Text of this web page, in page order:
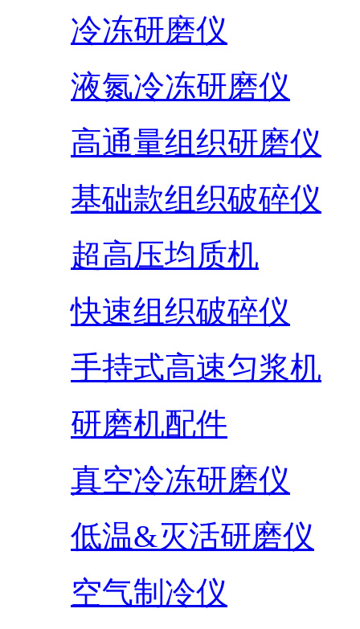
冷冻研磨仪
液氮冷冻研磨仪
高通量组织研磨仪
基础款组织破碎仪
超高压均质机
快速组织破碎仪
手持式高速匀浆机
研磨机配件
真空冷冻研磨仪
低温&灭活研磨仪
空气制冷仪